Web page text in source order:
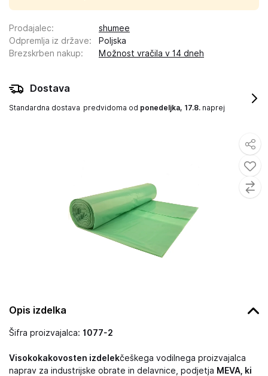
Opis izdelka
Šifra proizvajalca: 1077-2
Visokokakovosten izdelekčeškega vodilnega proizvajalca
naprav za industrijske obrate in delavnice, podjetja MEVA, ki
Prodajalec:
shumee
Odpremlja iz države:
Poljska
Brezskrben nakup: Možnost vračila v 14 dneh
Dostava
Standardna dostava predvidoma od ponedeljka, 17.8. naprej